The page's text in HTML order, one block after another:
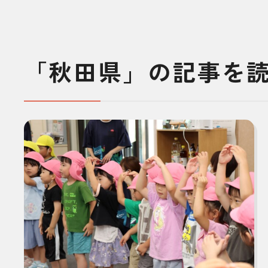
「秋田県」の記事を